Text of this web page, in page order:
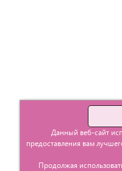
Данный веб-сайт
предоставления вам
Продолжая